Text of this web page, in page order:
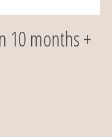
10 months +